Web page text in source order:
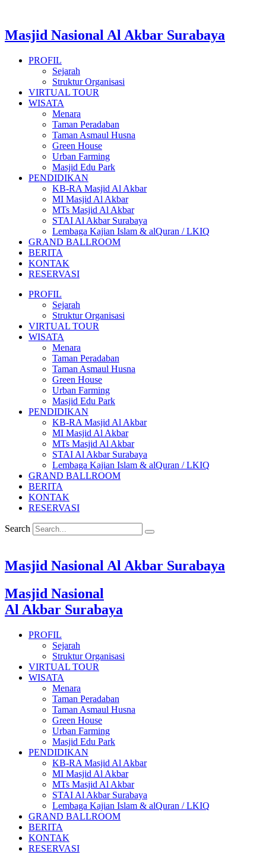
Masjid Nasional Al Akbar Surabaya
PROFIL
Sejarah
Struktur Organisasi
VIRTUAL TOUR
WISATA
Menara
Taman Peradaban
Taman Asmaul Husna
Green House
Urban Farming
Masjid Edu Park
PENDIDIKAN
KB-RA Masjid Al Akbar
MI Masjid Al Akbar
MTs Masjid Al Akbar
STAI Al Akbar Surabaya
Lembaga Kajian Islam & alQuran / LKIQ
GRAND BALLROOM
BERITA
KONTAK
RESERVASI
PROFIL
Sejarah
Struktur Organisasi
VIRTUAL TOUR
WISATA
Menara
Taman Peradaban
Taman Asmaul Husna
Green House
Urban Farming
Masjid Edu Park
PENDIDIKAN
KB-RA Masjid Al Akbar
MI Masjid Al Akbar
MTs Masjid Al Akbar
STAI Al Akbar Surabaya
Lembaga Kajian Islam & alQuran / LKIQ
GRAND BALLROOM
BERITA
KONTAK
RESERVASI
Search
Masjid Nasional Al Akbar Surabaya
Masjid Nasional
Al Akbar Surabaya
PROFIL
Sejarah
Struktur Organisasi
VIRTUAL TOUR
WISATA
Menara
Taman Peradaban
Taman Asmaul Husna
Green House
Urban Farming
Masjid Edu Park
PENDIDIKAN
KB-RA Masjid Al Akbar
MI Masjid Al Akbar
MTs Masjid Al Akbar
STAI Al Akbar Surabaya
Lembaga Kajian Islam & alQuran / LKIQ
GRAND BALLROOM
BERITA
KONTAK
RESERVASI